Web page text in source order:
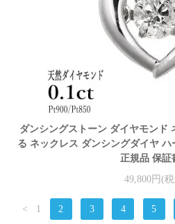
ダンシングストーン ダイヤモンド
る ネックレス ダンシングダイヤ
正規品 保証
49,800円(
< 1 2 3 4 5